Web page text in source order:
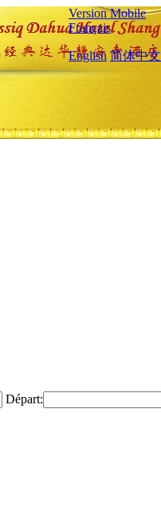
Version Mobile
Français
English 简体中文
Départ: